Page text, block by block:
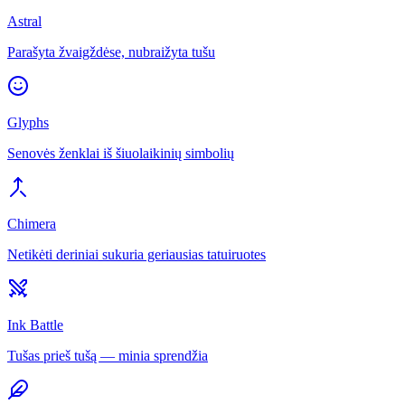
Astral
Parašyta žvaigždėse, nubraižyta tušu
Glyphs
Senovės ženklai iš šiuolaikinių simbolių
Chimera
Netikėti deriniai sukuria geriausias tatuiruotes
Ink Battle
Tušas prieš tušą — minia sprendžia